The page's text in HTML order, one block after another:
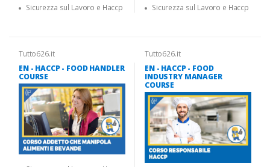
Sicurezza sul Lavoro e Haccp Sicurezza sul Lavoro e Haccp
Tutto626.it
EN - HACCP - FOOD HANDLER
COURSE
Tutto626.it
EN - HACCP - FOOD
INDUSTRY MANAGER
COURSE